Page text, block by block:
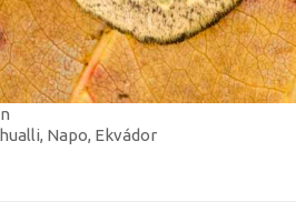
Napo, Ekvádor